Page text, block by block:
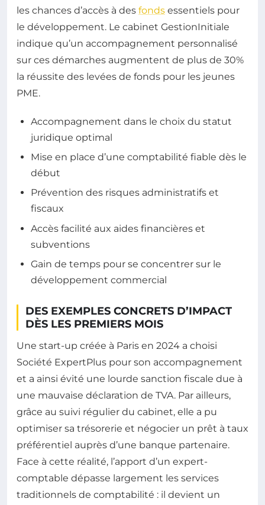
les chances d’accès à des fonds essentiels pour
le développement. Le cabinet GestionInitiale
indique qu’un accompagnement personnalisé
sur ces démarches augmentent de plus de 30%
la réussite des levées de fonds pour les jeunes
PME.
Accompagnement dans le choix du statut
juridique optimal
Mise en place d’une comptabilité fiable dès le
début
Prévention des risques administratifs et
fiscaux
Accès facilité aux aides financières et
subventions
Gain de temps pour se concentrer sur le
développement commercial
DES EXEMPLES CONCRETS D’IMPACT
DÈS LES PREMIERS MOIS
Une start-up créée à Paris en 2024 a choisi
Société ExpertPlus pour son accompagnement
et a ainsi évité une lourde sanction fiscale due à
une mauvaise déclaration de TVA. Par ailleurs,
grâce au suivi régulier du cabinet, elle a pu
optimiser sa trésorerie et négocier un prêt à taux
préférentiel auprès d’une banque partenaire.
Face à cette réalité, l’apport d’un expert-
comptable dépasse largement les services
traditionnels de comptabilité : il devient un